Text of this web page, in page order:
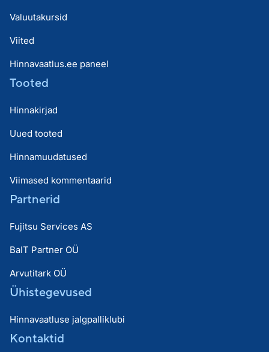
Valuutakursid
Viited
Hinnavaatlus.ee paneel
Tooted
Hinnakirjad
Uued tooted
Hinnamuudatused
Viimased kommentaarid
Partnerid
Fujitsu Services AS
BaIT Partner OÜ
Arvutitark OÜ
Ühistegevused
Hinnavaatluse jalgpalliklubi
Kontaktid